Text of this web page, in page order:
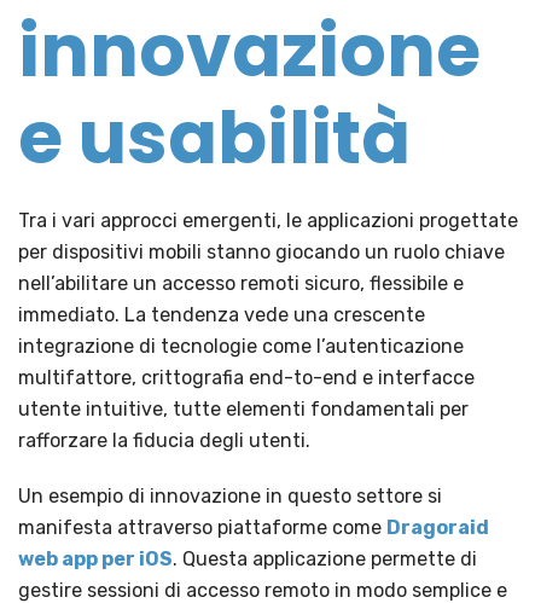
innovazione
e usabilità
Tra i vari approcci emergenti, le applicazioni progettate
per dispositivi mobili stanno giocando un ruolo chiave
nell’abilitare un accesso remoti sicuro, flessibile e
immediato. La tendenza vede una crescente
integrazione di tecnologie come l’autenticazione
multifattore, crittografia end-to-end e interfacce
utente intuitive, tutte elementi fondamentali per
rafforzare la fiducia degli utenti.
Un esempio di innovazione in questo settore si
manifesta attraverso piattaforme come Dragoraid
web app per iOS. Questa applicazione permette di
gestire sessioni di accesso remoto in modo semplice e